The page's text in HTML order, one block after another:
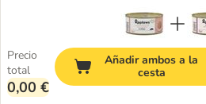
Precio
total
0,00 €
Añadir ambos a la
cesta